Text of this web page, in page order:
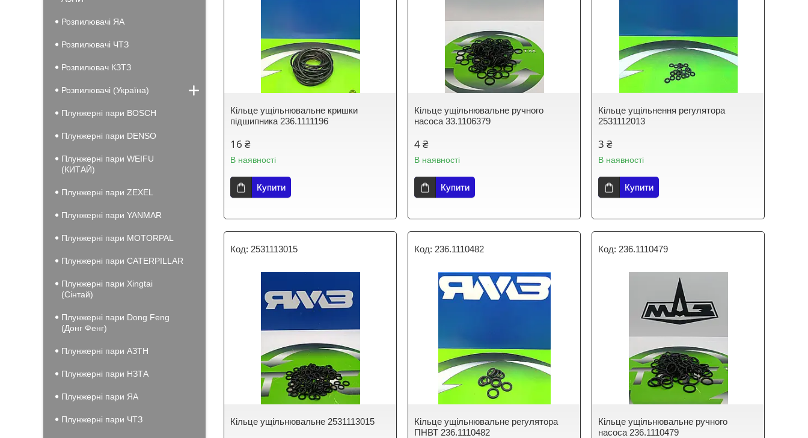
Кільце ущільнювальне кришки
підшипника 236.1111196
16 ₴
В наявності
Купити
Кільце ущільнювальне ручного
насоса 33.1106379
4 ₴
В наявності
Купити
Кільце ущільнення регулятора
2531112013
3 ₴
В наявності
Купити
2531113015
Кільце ущільнювальне 2531113015
236.1110482
Кільце ущільнювальне регулятора
ПНВТ 236.1110482
236.1110479
Кільце ущільнювальне ручного
насоса 236.1110479
Розпилювачі ЯА
Розпилювачі ЧТЗ
Розпилювач КЗТЗ
Розпилювачі (Україна)
Плунжерні пари BOSCH
Плунжерні пари DENSO
Плунжерні пари WEIFU
(КИТАЙ)
Плунжерні пари ZEXEL
Плунжерні пари YANMAR
Плунжерні пари MOTORPAL
Плунжерні пари CATERPILLAR
Плунжерні пари Xingtai
(Сінтай)
Плунжерні пари Dong Feng
(Донг Фенг)
Плунжерні пари АЗТН
Плунжерні пари НЗТА
Плунжерні пари ЯА
Плунжерні пари ЧТЗ